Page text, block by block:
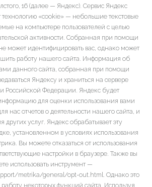
16 (далее — Яндекс). Сервис Яндекс
технологию «cookie» — небольшие текстовые
на компьютере пользователей с целью
активности. Собранная при помощи
может идентифицировать вас, однако может
работу нашего сайта. Информация об
данного сайта, собранная при помощи
Яндексу и храниться на сервере
Российской Федерации. Яндекс будет
для оценки использования вами
нас отчетов о деятельности нашего сайта, и
других услуг. Яндекс обрабатывает эту
установленном в условиях использования
Вы можете отказаться от использования
настройки в браузере. Также вы
использовать инструмент —
metrika/general/opt-out.html. Однако это
некоторых функций сайта. Используя